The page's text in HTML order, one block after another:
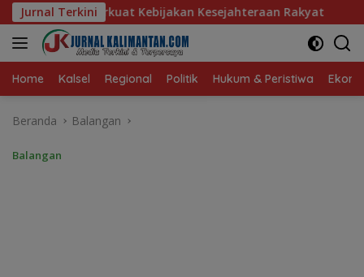
Langsung
ke
konten
Jurnal Terkini
Kesejahteraan Rakyat Baru 10 Persen, Aktivasi
Home Kalsel Regional Politik Hukum & Peristiwa
Beranda Balangan
Balangan